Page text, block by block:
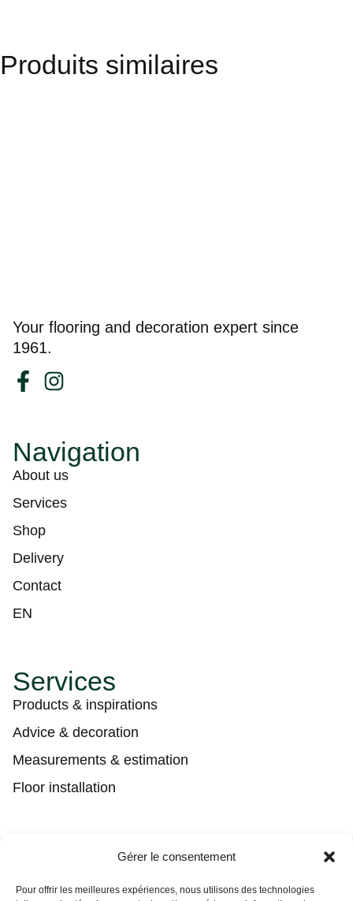
Gérer le consentement
Pour offrir les meilleures expériences, nous utilisons des technologies
Produits similaires
Your flooring and decoration expert since
1961.
Navigation
About us
Services
Shop
Delivery
Contact
EN
Services
Products & inspirations
Advice & decoration
Measurements & estimation
Floor installation